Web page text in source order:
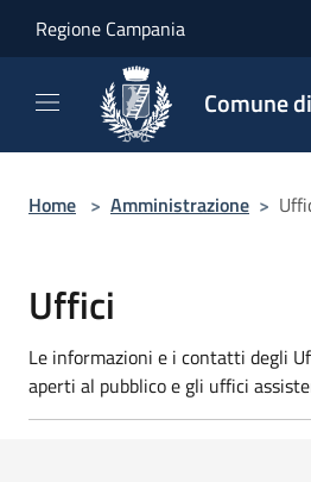
Regione Campania
Comune
Home > Amministrazione >
Uffici
Le informazioni e i contatti degli
aperti al pubblico e gli uffici